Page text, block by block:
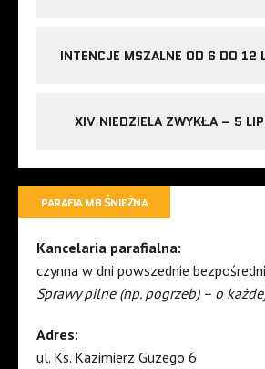
INTENCJE MSZALNE OD 6 DO 12
XIV NIEDZIELA ZWYKŁA – 5
PARAFIA MB ŚNIEŻNA
Kancelaria parafialna:
czynna w dni powszednie
Sprawy pilne (np. pogrzeb) – o
Adres:
ul. Ks. Kazimierz Guzego 6